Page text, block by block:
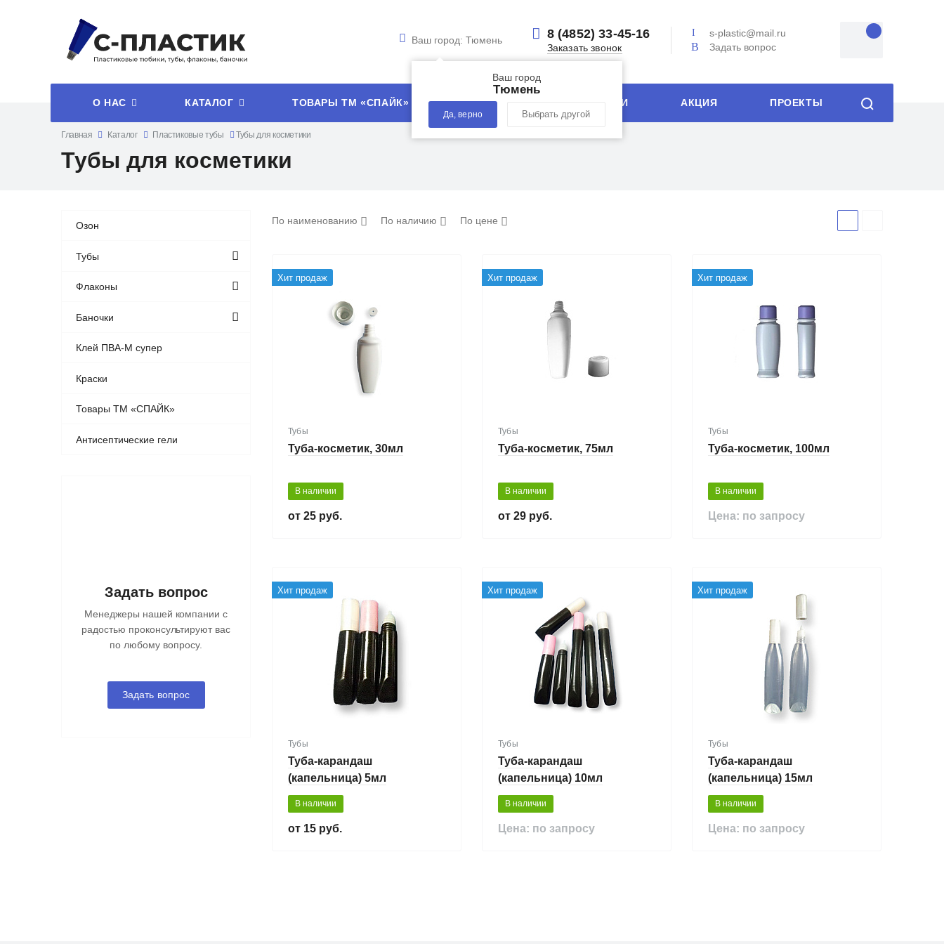
Ваш город: Тюмень
Ваш город
Тюмень
Да, верно Выбрать другой
8 (4852) 33-45-16
Заказать звонок
s-plastic@mail.ru
Задать вопрос
О НАС КАТАЛОГ ТОВАРЫ ТМ «СПАЙК» УСЛУГИ ТЕХНОЛОГИИ АКЦИЯ ПРОЕКТЫ
Главная Каталог Пластиковые тубы Тубы для косметики
Тубы для косметики
Озон
Тубы
Флаконы
Баночки
Клей ПВА-М супер
Краски
Товары ТМ «СПАЙК»
Антисептические гели
Задать вопрос
Менеджеры нашей компании с
радостью проконсультируют вас
по любому вопросу.
Задать вопрос
По наименованию По наличию По цене
Хит продаж
Тубы
Туба-косметик, 30мл
В наличии
25 руб.
Хит продаж
Тубы
Туба-косметик, 75мл
В наличии
29 руб.
Хит продаж
Тубы
Туба-косметик, 100мл
В наличии
Цена: по запросу
Хит продаж
Тубы
Туба-карандаш
(капельница) 5мл
В наличии
15 руб.
Хит продаж
Тубы
Туба-карандаш
(капельница) 10мл
В наличии
Цена: по запросу
Хит продаж
Тубы
Туба-карандаш
(капельница) 15мл
В наличии
Цена: по запросу